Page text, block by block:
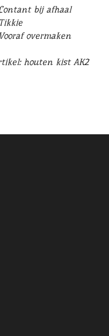
bij afhaal
overmaken
houten kist AK2